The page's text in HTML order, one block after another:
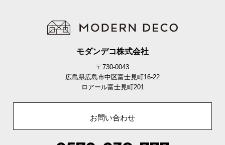
モダンデコ株式会社
〒730-0043
広島県広島市中区富士見町16-22
ロアール富士見町201
お問い合わせ